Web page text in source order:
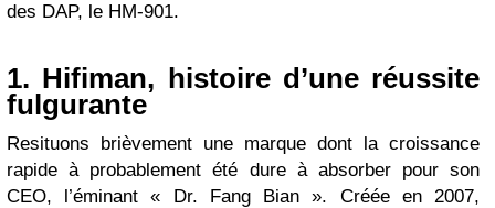
des DAP, le HM-901.
1. Hifiman, histoire d’une réussite
fulgurante
Resituons brièvement une marque dont la croissance
rapide à probablement été dure à absorber pour son
CEO, l’éminant « Dr. Fang Bian ». Créée en 2007,